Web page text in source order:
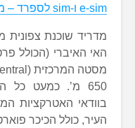
e-sim ו-sim לספרד – מידע וטיפים למטייל
מדריד שוכנת צפונית
האי האיברי (הכולל
650 מ’. כמעט כל
בוודאי האטרקציות